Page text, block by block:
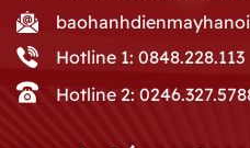
Hotline 1: 0848.228.113
Hotline 2: